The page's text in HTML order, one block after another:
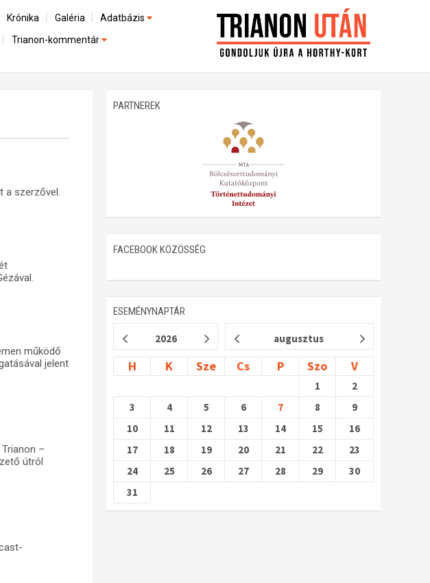
Krónika Galéria Adatbázis
Emlékművek (feltöltés alatt)
Trianon-kommentár
a szerzővel.
működő
jelent
–
útról
PARTNEREK
FACEBOOK KÖZÖSSÉG
ESEMÉNYNAPTÁR
2026 augusztus
H K Sze Cs P Szo V
1
2
3
4 5 6 7 8
9
10
11 12 13 14 15
16
17
18 19 20 21 22
23
24
25 26 27 28 29
30
31